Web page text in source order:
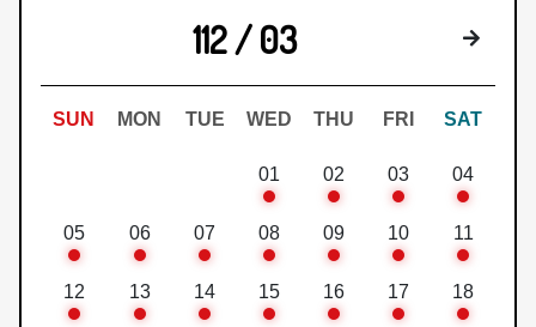
112 / 03 下個月
SUN MON TUE WED THU FRI SAT
01 02 03 04
05 06 07 08 09 10 11
12 13 14 15 16 17 18